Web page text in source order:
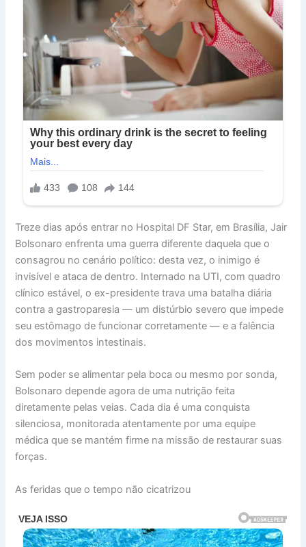
Treze dias após entrar no Hospital DF Star, em Brasília, Jair
Bolsonaro enfrenta uma guerra diferente daquela que o
consagrou no cenário político: desta vez, o inimigo é
invisível e ataca de dentro. Internado na UTI, com quadro
clínico estável, o ex-presidente trava uma batalha diária
contra a gastroparesia — um distúrbio severo que impede
seu estômago de funcionar corretamente — e a falência
dos movimentos intestinais.
Sem poder se alimentar pela boca ou mesmo por sonda,
Bolsonaro depende agora de uma nutrição feita
diretamente pelas veias. Cada dia é uma conquista
silenciosa, monitorada atentamente por uma equipe
médica que se mantém firme na missão de restaurar suas
forças.
As feridas que o tempo não cicatrizou